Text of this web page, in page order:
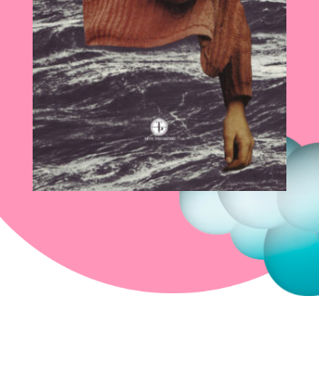
Fermer